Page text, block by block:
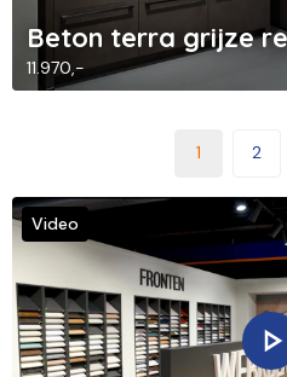
Beton terra grijze
11.970,-
1 2
Video